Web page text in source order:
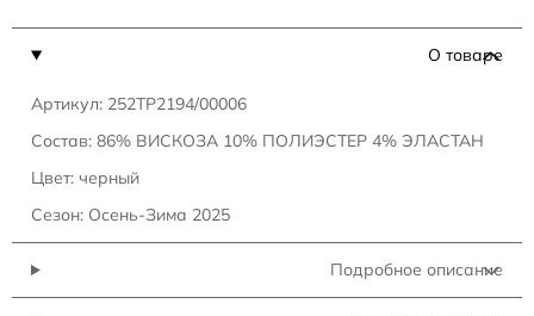
О товаре
Артикул: 252TP2194/00006
Состав: 86% ВИСКОЗА 10% ПОЛИЭСТЕР 4% ЭЛАСТАН
Цвет: черный
Сезон: Осень-Зима 2025
Подробное описание